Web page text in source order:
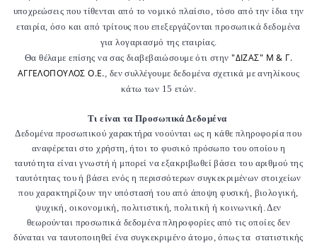
υποχρεώσεις που τίθενται από το νομικό πλαίσιο, τόσο από την ίδια την
εταιρία, όσο και από τρίτους που επεξεργάζονται προσωπικά δεδομένα
για λογαριασμό της εταιρίας.
Θα θέλαμε επίσης να σας διαβεβαιώσουμε ότι στην"ΔΙΖΑΣ" Μ & Γ.
ΑΓΓΕΛΟΠΟΥΛΟΣ Ο.Ε., δεν συλλέγουμε δεδομένα σχετικά με ανηλίκους
κάτω των 15 ετών.
Τι είναι τα Προσωπικά Δεδομένα
Δεδομένα προσωπικού χαρακτήρα νοούνται ως η κάθε πληροφορία που
αναφέρεται στο χρήστη, ήτοι το φυσικό πρόσωπο του οποίου η
ταυτότητα είναι γνωστή ή μπορεί να εξακριβωθεί βάσει του αριθμού της
ταυτότητας του ή βάσει ενός η περισσότερων συγκεκριμένων στοιχείων
που χαρακτηρίζουν την υπόστασή του από άποψη φυσική, βιολογική,
ψυχική, οικονομική, πολιτιστική, πολιτική ή κοινωνική. Δεν
θεωρούνται προσωπικά δεδομένα πληροφορίες από τις οποίες δεν
δύναται να ταυτοποιηθεί ένα συγκεκριμένο άτομο, όπως τα στατιστικής